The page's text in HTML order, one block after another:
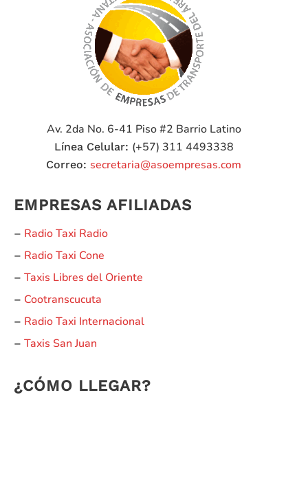
Av. 2da No. 6-41 Piso #2 Barrio Latino
Línea Celular: (+57) 311 4493338
Correo: secretaria@asoempresas.com
EMPRESAS AFILIADAS
– Radio Taxi Radio
– Radio Taxi Cone
– Taxis Libres del Oriente
– Cootranscucuta
– Radio Taxi Internacional
– Taxis San Juan
¿CÓMO LLEGAR?